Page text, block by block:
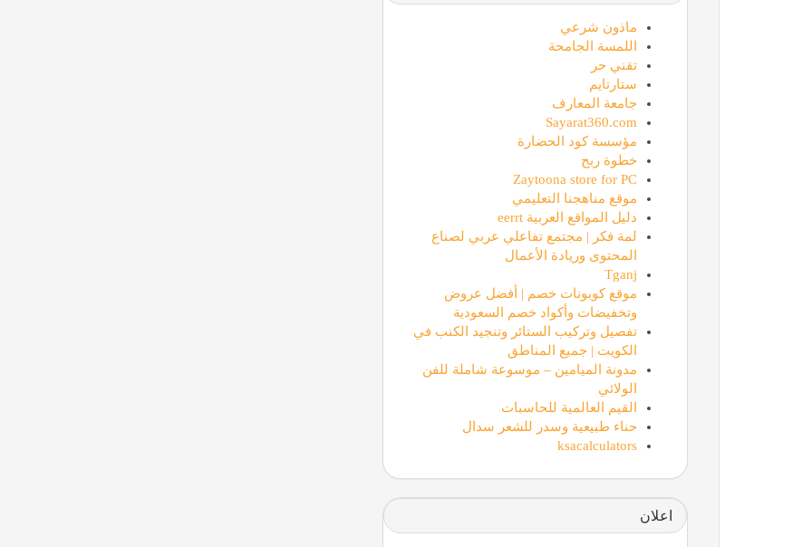
ماذون شرعي
اللمسة الجامحة
تقني حر
ستارتايم
جامعة المعارف
Sayarat360.com
مؤسسة كود الحضارة
خطوة ربح
Zaytoona store for PC
موقع مناهجنا التعليمي
دليل المواقع العربية eerrt
لمة فكر | مجتمع تفاعلي عربي لصناع
المحتوى وريادة الأعمال
Tganj
موقع كوبونات خصم | أفضل عروض
وتخفيضات وأكواد خصم السعودية
تفصيل وتركيب الستائر وتنجيد الكنب في
الكويت | جميع المناطق
مدونة الميامين – موسوعة شاملة للفن
الولائي
القيم العالمية للحاسبات
حناء طبيعية وسدر للشعر سدال
ksacalculators
اعلان